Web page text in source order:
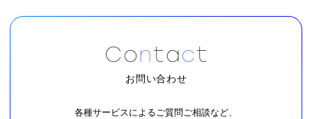
Contact
お問い合わせ
各種サービスによるご質問ご相談など、